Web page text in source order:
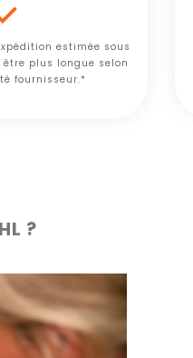
estimée sous
plus longue selon
fournisseur.*
?